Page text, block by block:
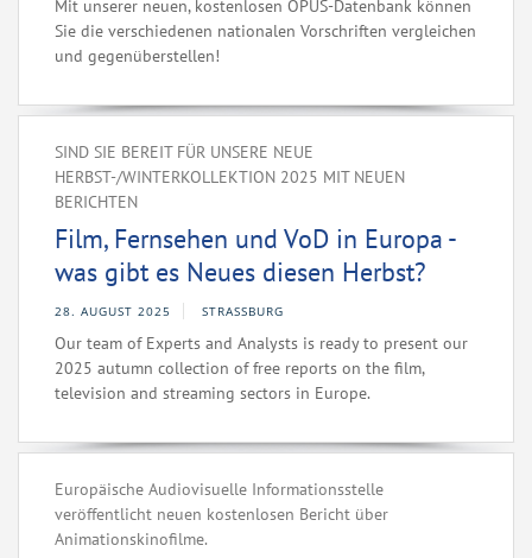
Mit unserer neuen, kostenlosen OPUS-Datenbank können
Sie die verschiedenen nationalen Vorschriften vergleichen
und gegenüberstellen!
SIND SIE BEREIT FÜR UNSERE NEUE
HERBST-/WINTERKOLLEKTION 2025 MIT NEUEN
BERICHTEN
Film, Fernsehen und VoD in Europa -
was gibt es Neues diesen Herbst?
28. AUGUST 2025 STRASSBURG
Our team of Experts and Analysts is ready to present our
2025 autumn collection of free reports on the film,
television and streaming sectors in Europe.
Europäische Audiovisuelle Informationsstelle
veröffentlicht neuen kostenlosen Bericht über
Animationskinofilme.‌